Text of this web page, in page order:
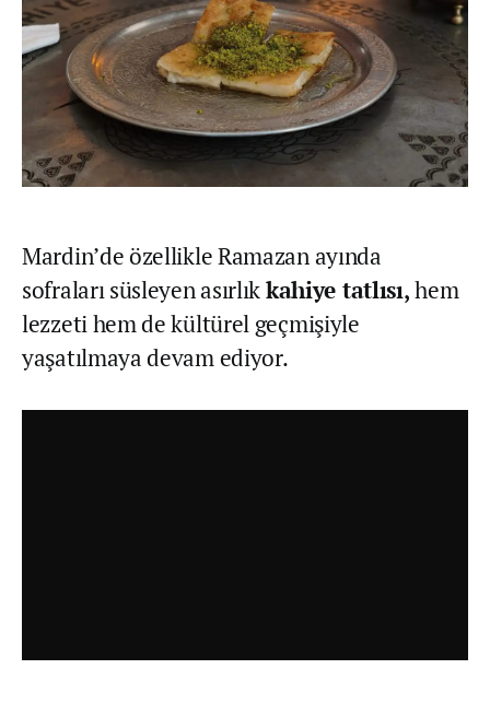
Mardin’de özellikle Ramazan ayında
sofraları süsleyen asırlıkkahiye tatlısı,hem
lezzeti hem de kültürel geçmişiyle
yaşatılmaya devam ediyor.